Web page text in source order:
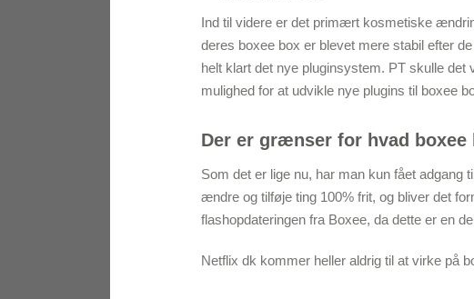
Ind til videre er det primært kosmetiske
deres boxee box er blevet mere stabil efter
helt klart det nye pluginsystem. PT skulle
mulighed for at udvikle nye plugins til boxee
Der er grænser for hvad boxee
Som det er lige nu, har man kun fået adgang
ændre og tilføje ting 100% frit, og bliver det
flashopdateringen fra Boxee, da dette er en
Netflix dk kommer heller aldrig til at virke på